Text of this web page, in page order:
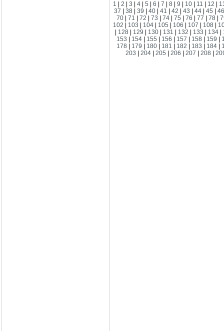
1 2 3 4 5 6 7 8 9 10 11 12
37
|38 |39 |40 |41 |42 |43 |44 |45 |
70
71 72 73 74 75 76 77 78
102
103 104 105 106 107 108
128 129 130 131 132 133 134
153
154 155 156 157 158 159
178
179 180 181 182 183 184
203
|204 |205 |206 |207 |208 |